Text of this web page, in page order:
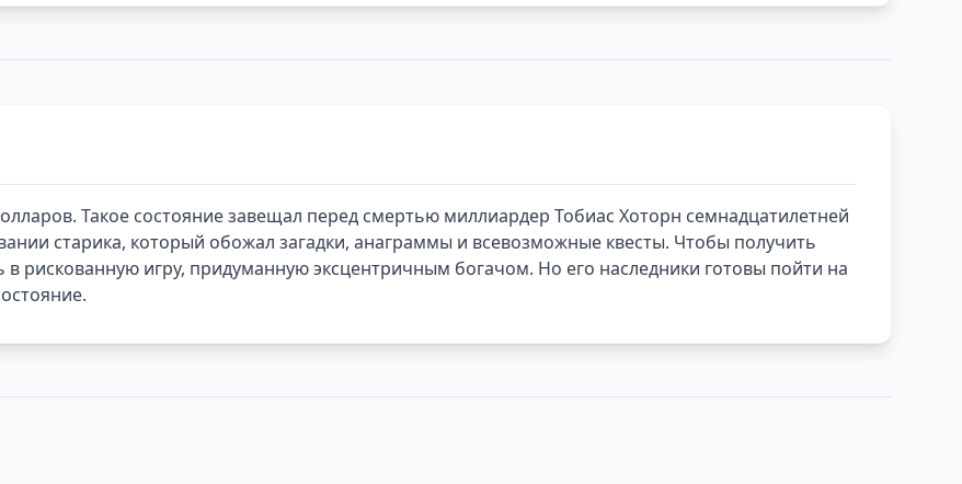
Такое состояние завещал перед смертью миллиардер Тобиас Хоторн семнадцатилетней
старика, который обожал загадки, анаграммы и всевозможные квесты. Чтобы получить
рискованную игру, придуманную эксцентричным богачом. Но его наследники готовы пойти на